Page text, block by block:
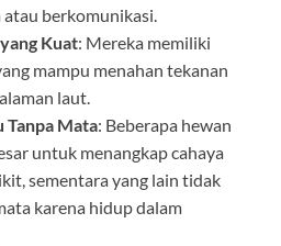
berkomunikasi.
Kuat: Mereka memiliki
mampu menahan tekanan
laut.
Tanpa Mata: Beberapa hewan
untuk menangkap cahaya
sementara yang lain tidak
karena hidup dalam